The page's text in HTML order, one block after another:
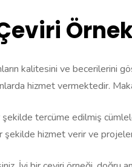
kalitesini ve becerilerini
hizmet vermektedir.
tercüme edilmiş
hizmet verir ve